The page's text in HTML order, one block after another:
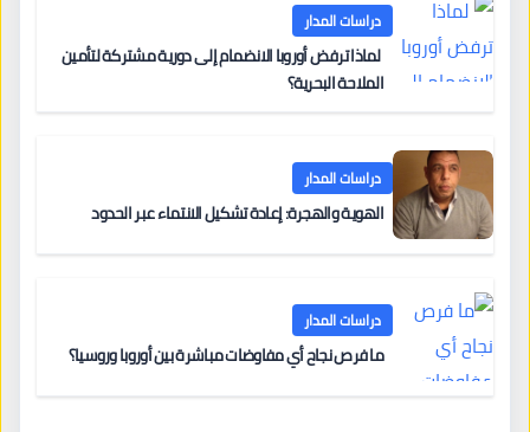
دراسات المدار
لماذا ترفض أوروبا الانضمام إلى دورية مشتركة لتأمين
الملاحة البحرية؟
دراسات المدار
الهوية والهجرة: إعادة تشكيل الانتماء عبر الحدود
دراسات المدار
ما فرص نجاح أي مفاوضات مباشرة بين أوروبا وروسيا؟